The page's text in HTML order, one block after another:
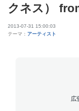
クネス）
2013-07-31 15:00:03
テーマ： アーティスト
広